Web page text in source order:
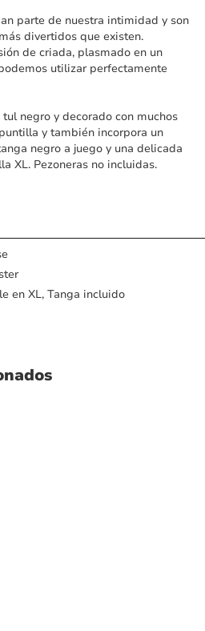
parte de nuestra intimidad y son
divertidos que existen.
de criada, plasmado en un
utilizar perfectamente
negro y decorado con muchos
y también incorpora un
negro a juego y una delicada
XL. Pezoneras no incluidas.
en XL, Tanga incluido